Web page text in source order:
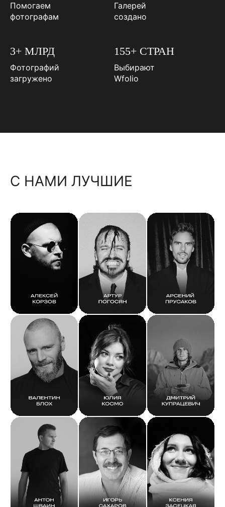
Помогаем
фотографам
Галерей
создано
3+ МЛРД
Фотографий
загружено
155+ СТРАН
Выбирают
Wfolio
С НАМИ ЛУЧШИЕ